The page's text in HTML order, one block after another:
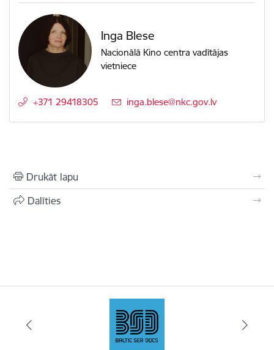
Inga Blese
Nacionālā Kino centra vadītājas
vietniece
+371 29418305 E-pasts:
inga.blese@nkc.gov.lv
Drukāt lapu
Dalīties